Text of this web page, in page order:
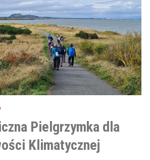
Pielgrzymka dla
Klimatycznej